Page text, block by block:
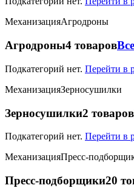
МеханизацияАгродроны
Агродроны4 товаров
Подкатегорий нет. Перейти в
МеханизацияЗерносушилки
Зерносушилки2 товаров
Подкатегорий нет. Перейти в
МеханизацияПресс-
Пресс-подборщики20